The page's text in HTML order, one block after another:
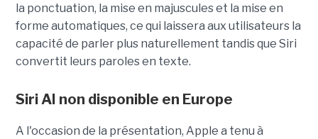
la ponctuation, la mise en majuscules et la mise en
forme automatiques, ce qui laissera aux utilisateurs la
capacité de parler plus naturellement tandis que Siri
convertit leurs paroles en texte.
Siri AI non disponible en Europe
A l'occasion de la présentation, Apple a tenu à